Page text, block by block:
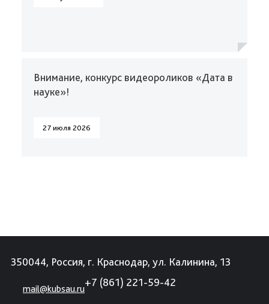
Внимание, конкурс видеороликов «Дата в
науке»!
27 июля 2026
350044, Россия, г. Краснодар, ул. Калинина, 13
mail@kubsau.ru
+7 (861) 221-59-42